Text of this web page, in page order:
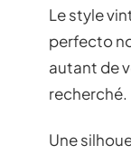
Le style
perfecto
autant de
recherché.
Une